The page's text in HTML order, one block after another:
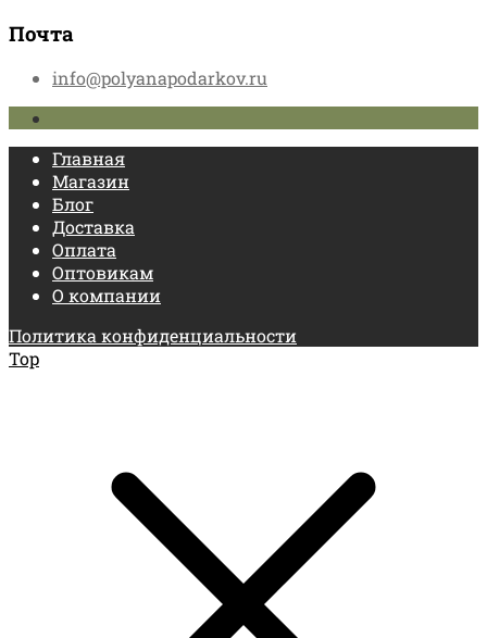
Почта
info@polyanapodarkov.ru
Главная
Магазин
Блог
Доставка
Оплата
Оптовикам
О компании
Политика конфиденциальности
Top